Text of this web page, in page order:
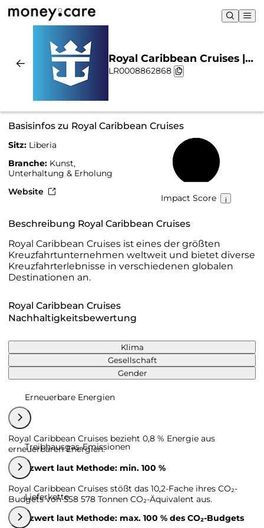
Royal Caribbean Cruises |
Nachhaltigkeit & Chart
LR0008862868
Basisinfos zu Royal Caribbean Cruises
Sitz: Liberia
Branche: Kunst,
Unterhaltung & Erholung
Website
Impact Score
Beschreibung Royal Caribbean Cruises
Royal Caribbean Cruises ist eines der größten
Kreuzfahrtunternehmen weltweit und bietet diverse
Kreuzfahrterlebnisse in verschiedenen globalen
Destinationen an.
Royal Caribbean Cruises
Nachhaltigkeitsbewertung
Klima
Gesellschaft
Gender
Erneuerbare Energien
Royal Caribbean Cruises bezieht 0,8 % Energie aus
erneuerbaren Energien.
Grenzwert laut Methode: min. 100 %
Treibhausgas-Emissionen
Royal Caribbean Cruises stößt das 10,2-Fache ihres CO₂-
Budgets von 558 578 Tonnen CO₂-Äquivalent aus.
Grenzwert laut Methode: max. 100 % des CO₂-Budgets
Lieferkette